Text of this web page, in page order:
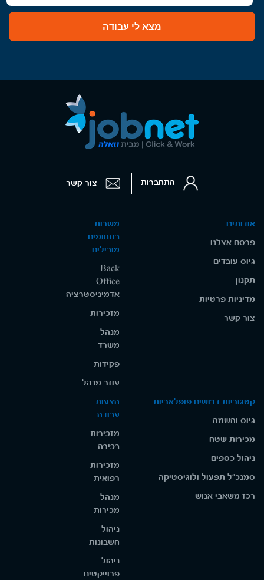
מצא לי עבודה
אודותינו
פרסם אצלנו
גיוס עובדים
תקנון
מדיניות פרטיות
צור קשר
משרות
בתחומים
מובילים
Back
Office -
אדמיניסטרציה
מזכירות
מנהל
משרד
פקידות
עוזר מנהל
קטגוריות דרושים פופלאריות
גיוס והשמה
מכירות שטח
ניהול כספים
סמנכ"ל תפעול ולוגיסטיקה
רכז משאבי אנוש
הצעות
עבודה
מזכירות
בכירה
מזכירות
רפואית
מנהל
מכירות
ניהול
חשבונות
ניהול
פרוייקטים